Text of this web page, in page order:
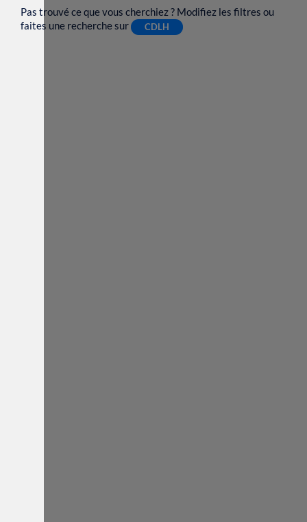
Pas trouvé ce que vous cherchiez ? Modifiez les filtres ou
faites une recherche sur
CDLH